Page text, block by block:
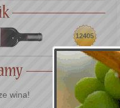
12405
wina!